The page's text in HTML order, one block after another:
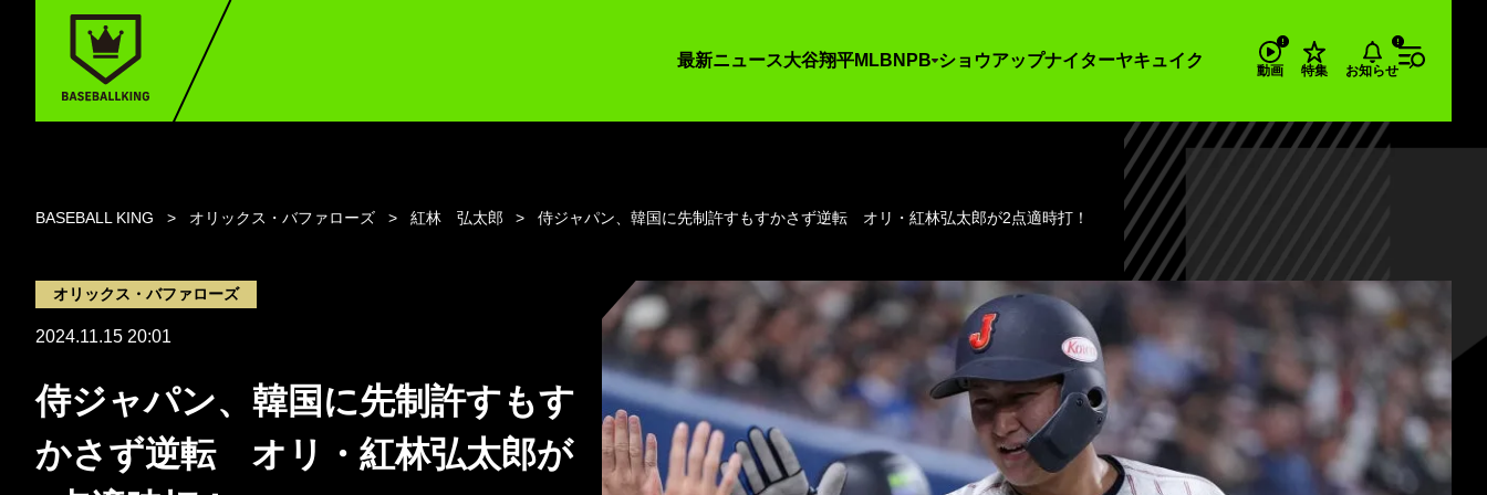
最新ニュース大谷翔平MLB NPB ショウアップナイターヤキュイク
動画 特集 お知らせ
BASEBALL KING オリックス・バファローズ 紅林 弘太郎 侍ジャパン、韓国に先制許すもすかさず逆転 オリ・紅林弘太郎が2点適時打！
オリックス・バファローズ
2024.11.15 20:01
侍ジャパン、韓国に先制許すもす
かさず逆転 オリ・紅林弘太郎が